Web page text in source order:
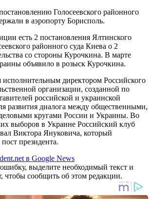
Голосеевского районного
в аэропорту Борисполь.
есть 2 постановления Ялтинского
районного суда Киева о 2
со стороны Курочкина. В марте
объявило в розыск Курочкина.
исполнительным директором Российского
организации, созданной по
российской и украинской
развития диалога между общественными,
кругами России и Украины. Во
выборов в Украине Российский клуб
Виктора Януковича, который
президента.
в Google News
выделите необходимый текст и
чтобы сообщить об этом редакции.